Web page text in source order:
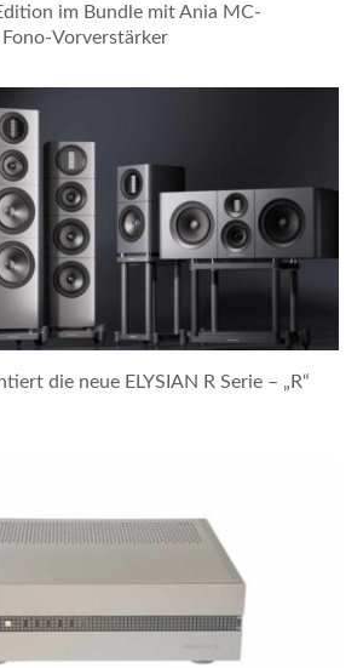
im Bundle mit Ania MC-
Vorverstärker
die neue ELYSIAN R Serie – „R“